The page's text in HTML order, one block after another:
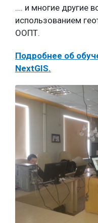
…. и многие другие
использованием
ООПТ.
Подробнее об
NextGIS.